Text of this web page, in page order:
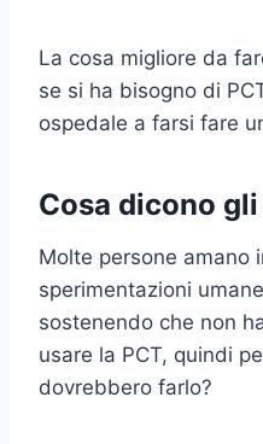
La cosa migliore da
se si ha bisogno di
ospedale a farsi fare
Cosa dicono
Molte persone amano
sperimentazioni
sostenendo che non
usare la PCT, quindi
dovrebbero farlo?